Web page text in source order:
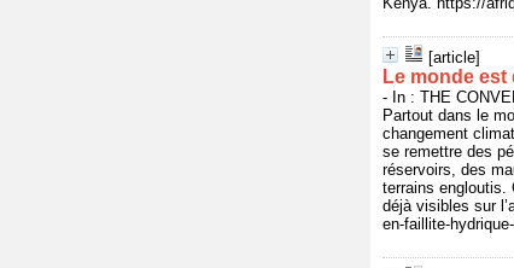
[article]
Le monde est
- In : THE
Partout dans le
changement
se remettre des
réservoirs, des
terrains engloutis.
déjà visibles sur
en-faillite-